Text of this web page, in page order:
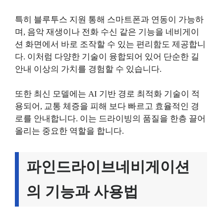
특히 블루투스 지원 통해 스마트폰과 연동이 가능하
며, 음악 재생이나 전화 수신 같은 기능을 네비게이
션 화면에서 바로 조작할 수 있는 편리함도 제공합니
다. 이처럼 다양한 기술이 융합되어 있어 단순한 길
안내 이상의 가치를 경험할 수 있습니다.
또한 최신 모델에는 AI 기반 경로 최적화 기술이 적
용되어, 교통 체증을 피해 보다 빠르고 효율적인 경
로를 안내합니다. 이는 드라이빙의 품질을 한층 끌어
올리는 중요한 역할을 합니다.
파인드라이브네비게이션
의 기능과 사용법